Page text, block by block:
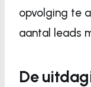
opvolging te
aantal leads
De